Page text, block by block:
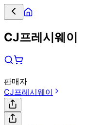
CJ프레시웨이
판매자
CJ프레시웨이